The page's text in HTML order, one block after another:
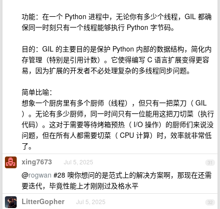
功能：在一个 Python 进程中，无论你有多少个线程，GIL 都确
保同一时刻只有一个线程能够执行 Python 字节码。
目的：GIL 的主要目的是保护 Python 内部的数据结构，简化内
存管理（特别是引用计数）。它使得编写 C 语言扩展变得更容
易，因为扩展的开发者不必处理复杂的多线程同步问题。
简单比喻：
想象一个厨房里有多个厨师（线程），但只有一把菜刀（ GIL
）。无论有多少厨师，同一时间只有一位能用这把刀切菜（执行
代码）。这对于需要等待烤箱预热（ I/O 操作）的厨师们来说没
问题，但在所有人都需要切菜（ CPU 计算）时，效率就非常低
了。
31
xing7673 Jul 5, 2025
@rogwan #28 噢你想问的是范式上的解决方案啊，那现在还需
要迭代，毕竟性能上才刚刚过及格水平
32
LitterGopher Jul 5, 2025